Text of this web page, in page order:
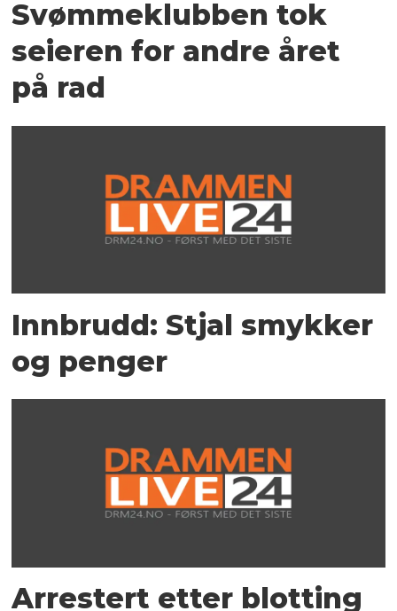
Svømmeklubben tok
seieren for andre året
på rad
Innbrudd: Stjal smykker
og penger
Arrestert etter blotting